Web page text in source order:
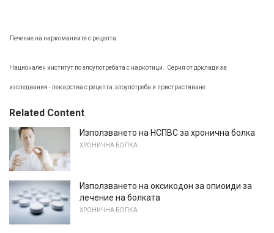
Лечение на наркоманиите с рецепта.
Национален институт по злоупотребата с наркотици. Серия от доклади за
изследвания - лекарства с рецепта: злоупотреба и пристрастяване.
Related Content
Използването на НСПВС за хронична болка
ХРОНИЧНА БОЛКА
Използването на оксикодон за опиоиди за
лечение на болката
ХРОНИЧНА БОЛКА